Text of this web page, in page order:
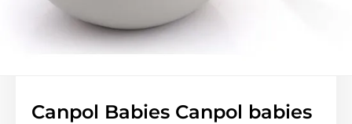
Canpol Babies Canpol babies